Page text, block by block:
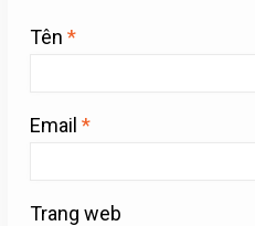
Tên *
Email *
Trang web